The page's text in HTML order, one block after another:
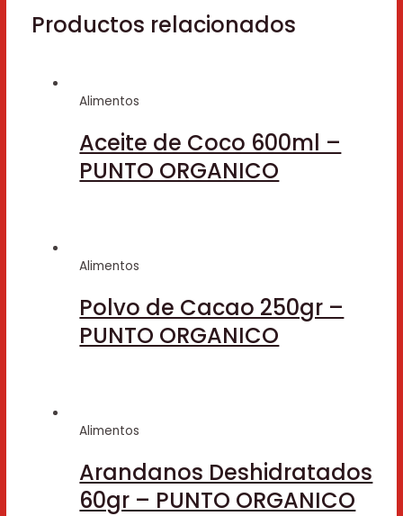
Productos relacionados
Alimentos
Aceite de Coco 600ml –
PUNTO ORGANICO
Alimentos
Polvo de Cacao 250gr –
PUNTO ORGANICO
Alimentos
Arandanos Deshidratados
60gr – PUNTO ORGANICO